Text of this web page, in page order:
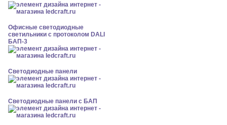
Офисные светодиодные
светильники с протоколом DALI
БАП-3
Cветодиодные панели
Cветодиодные панели с БАП